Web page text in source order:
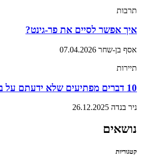
תרבות
איך אפשר לסיים את פר-גינט?
אסף בן-שחר 07.04.2026
תיירות
10 דברים מפתיעים שלא ידעתם על בירות אירופאיות
ניר בנדה 26.12.2025
נושאים
קטגוריות